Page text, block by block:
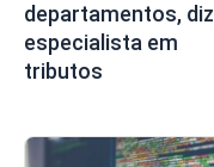
departamentos, diz
especialista em
tributos